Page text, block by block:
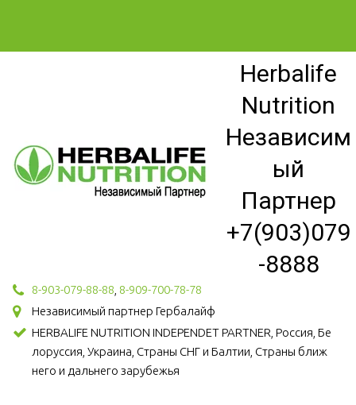
Herbalife
Nutrition
Независим
ый
Партнер
+7(903)079
-8888
8-903-079-88-88 8-909-700-78-78
Независимый партнер Гербалайф
HERBALIFE NUTRITION INDEPENDET PARTNER, Россия, Бе
лоруссия, Украина, Страны СНГ и Балтии, Страны ближ
него и дальнего зарубежья